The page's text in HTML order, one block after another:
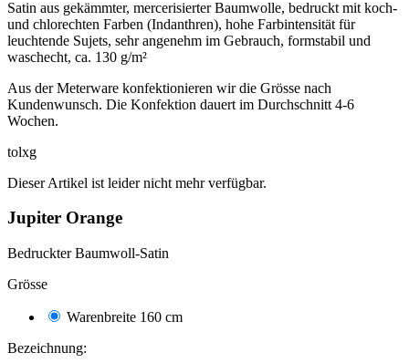
Satin aus gekämmter, mercerisierter Baumwolle, bedruckt mit koch-
und chlorechten Farben (Indanthren), hohe Farbintensität für
leuchtende Sujets, sehr angenehm im Gebrauch, formstabil und
waschecht, ca. 130 g/m²
Aus der Meterware konfektionieren wir die Grösse nach
Kundenwunsch. Die Konfektion dauert im Durchschnitt 4-6
Wochen.
tolxg
Dieser Artikel ist leider nicht mehr verfügbar.
Jupiter Orange
Bedruckter Baumwoll-Satin
Grösse
Warenbreite 160 cm
Bezeichnung: